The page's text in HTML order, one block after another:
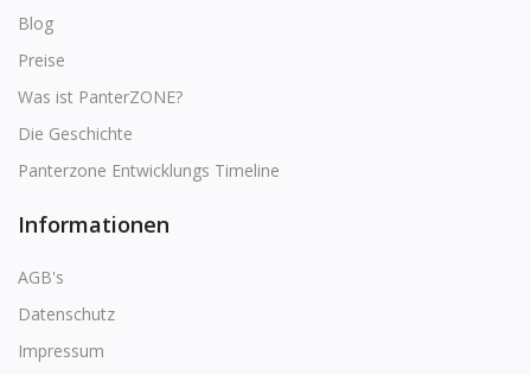
Blog
Preise
Was ist PanterZONE?
Die Geschichte
Panterzone Entwicklungs Timeline
Informationen
AGB's
Datenschutz
Impressum